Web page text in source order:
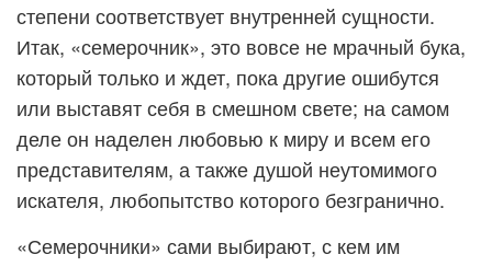
степени соответствует внутренней сущности.
Итак, «семерочник», это вовсе не мрачный бука,
который только и ждет, пока другие ошибутся
или выставят себя в смешном свете; на самом
деле он наделен любовью к миру и всем его
представителям, а также душой неутомимого
искателя, любопытство которого безгранично.
«Семерочники» сами выбирают, с кем им